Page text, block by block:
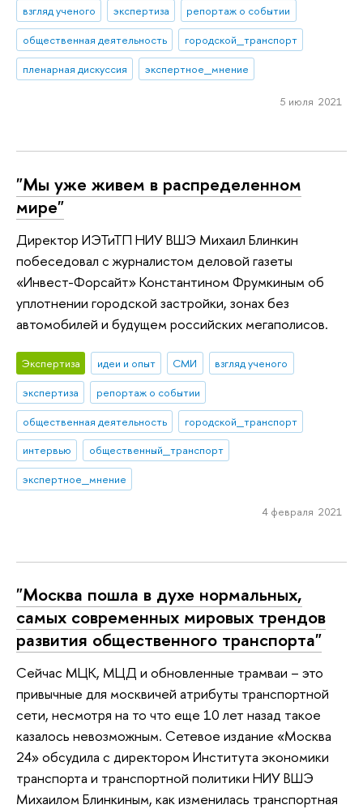
взгляд ученого
экспертиза
репортаж о событии
общественная деятельность
городской_транспорт
пленарная дискуссия
экспертное_мнение
5 июля 2021
"Мы уже живем в распределенном
мире"
Директор ИЭТиТП НИУ ВШЭ Михаил Блинкин
побеседовал с журналистом деловой газеты
«Инвест-Форсайт» Константином Фрумкиным об
уплотнении городской застройки, зонах без
автомобилей и будущем российских мегаполисов.
Экспертиза идеи и опыт СМИ
взгляд ученого
экспертиза
репортаж о событии
общественная деятельность
городской_транспорт
интервью
общественный_транспорт
экспертное_мнение
4 февраля 2021
"Москва пошла в духе нормальных,
самых современных мировых трендов
развития общественного транспорта"
Сейчас МЦК, МЦД и обновленные трамваи – это
привычные для москвичей атрибуты транспортной
сети, несмотря на то что еще 10 лет назад такое
казалось невозможным. Сетевое издание «Москва
24» обсудила с директором Института экономики
транспорта и транспортной политики НИУ ВШЭ
Михаилом Блинкиным, как изменилась транспортная